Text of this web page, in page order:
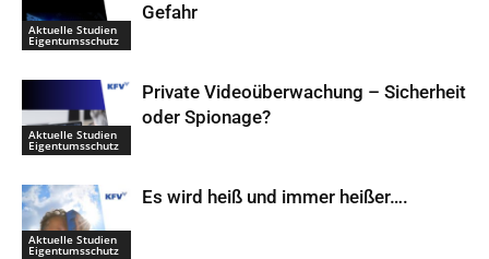
Aktuelle Studien
Eigentumsschutz
Gefahr
Aktuelle Studien
Eigentumsschutz
Private Videoüberwachung – Sicherheit
oder Spionage?
Aktuelle Studien
Eigentumsschutz
Es wird heiß und immer heißer….